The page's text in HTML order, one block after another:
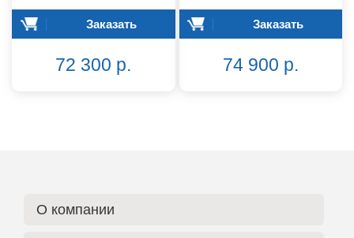
Заказать
72 300 р.
Заказать
74 900 р.
О компании